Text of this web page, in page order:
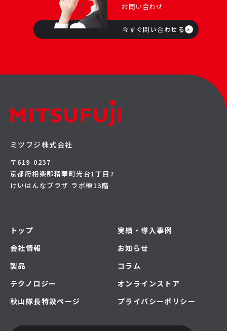
お問い合わせ
今すぐ問い合わせる
ミツフジ株式会社
〒619-0237
京都府相楽郡精華町光台1丁目7
けいはんなプラザ ラボ棟13階
トップ
会社情報
製品
テクノロジー
秋山隊長特設ページ
実績・導入事例
お知らせ
コラム
オンラインストア
プライバシーポリシー